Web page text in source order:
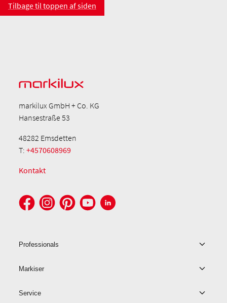
Tilbage til toppen af siden
markilux GmbH + Co. KG
Hansestraße 53
48282 Emsdetten
T:+4570608969
Kontakt
Professionals
Markiser
Service